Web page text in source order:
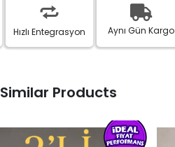
Hızlı Entegrasyon Aynı Gün Kargo
Similar Products